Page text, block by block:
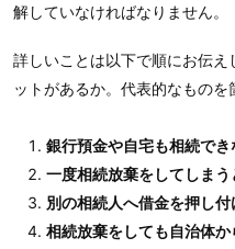
解していなければなりません。
詳しいことは以下で順にお伝え
ットがあるか。代表的なものを
銀行預金や自宅も相続でき
一度相続放棄をしてしま
別の相続人へ借金を押し
相続放棄をしても自治体